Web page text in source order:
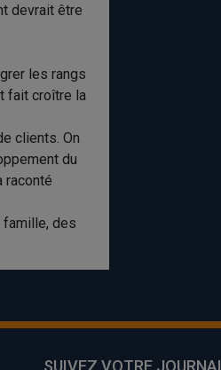
devrait être
les rangs
fait croître la
clients. On
du
raconté
famille, des